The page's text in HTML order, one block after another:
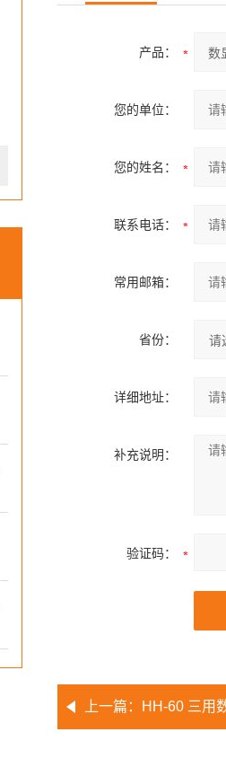
产品：
您的单位：
您的姓名：
联系电话：
常用邮箱：
省份：
详细地址：
补充说明：
验证码：
上一篇： HH-60 三用